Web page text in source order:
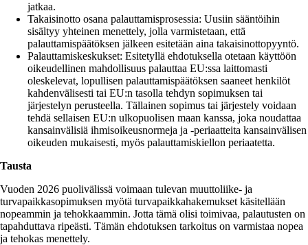
jatkaa.
Takaisinotto osana palauttamisprosessia: Uusiin sääntöihin
sisältyy yhteinen menettely, jolla varmistetaan, että
palauttamispäätöksen jälkeen esitetään aina takaisinottopyyntö.
Palauttamiskeskukset: Esitetyllä ehdotuksella otetaan käyttöön
oikeudellinen mahdollisuus palauttaa EU:ssa laittomasti
oleskelevat, lopullisen palauttamispäätöksen saaneet henkilöt
kahdenvälisesti tai EU:n tasolla tehdyn sopimuksen tai
järjestelyn perusteella. Tällainen sopimus tai järjestely voidaan
tehdä sellaisen EU:n ulkopuolisen maan kanssa, joka noudattaa
kansainvälisiä ihmisoikeusnormeja ja -periaatteita kansainvälisen
oikeuden mukaisesti, myös palauttamiskiellon periaatetta.
Tausta
Vuoden 2026 puolivälissä voimaan tulevan muuttoliike- ja
turvapaikkasopimuksen myötä turvapaikkahakemukset käsitellään
nopeammin ja tehokkaammin. Jotta tämä olisi toimivaa, palautusten on
tapahduttava ripeästi. Tämän ehdotuksen tarkoitus on varmistaa nopea
ja tehokas menettely.